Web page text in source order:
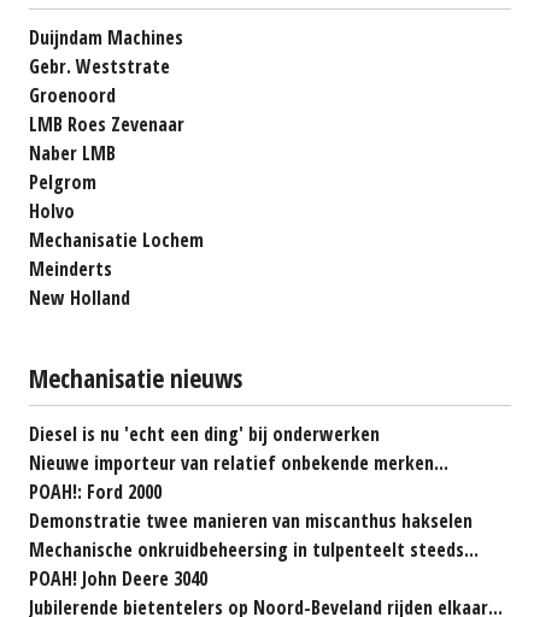
Duijndam Machines
Gebr. Weststrate
Groenoord
LMB Roes Zevenaar
Naber LMB
Pelgrom
Holvo
Mechanisatie Lochem
Meinderts
New Holland
Mechanisatie nieuws
Diesel is nu 'echt een ding' bij onderwerken
Nieuwe importeur van relatief onbekende merken...
POAH!: Ford 2000
Demonstratie twee manieren van miscanthus hakselen
Mechanische onkruidbeheersing in tulpenteelt steeds...
POAH! John Deere 3040
Jubilerende bietentelers op Noord-Beveland rijden elkaar...